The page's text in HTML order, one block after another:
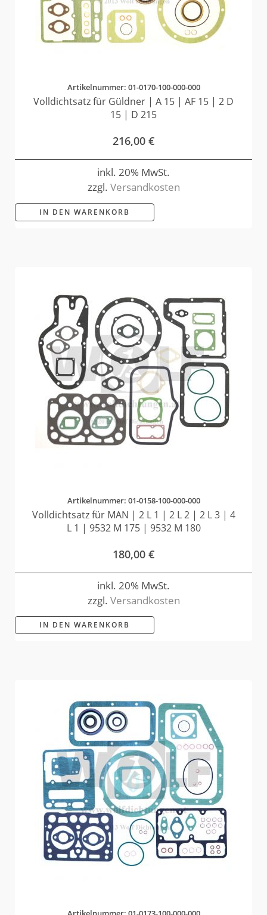
Artikelnummer: 01-0170-100-000-000
Volldichtsatz für Güldner | A 15 | AF 15 | 2 D
15 | D 215
216,00 €
inkl. 20% MwSt.
zzgl. Versandkosten
IN DEN WARENKORB
Artikelnummer: 01-0158-100-000-000
Volldichtsatz für MAN | 2 L 1 | 2 L 2 | 2 L 3 | 4
L 1 | 9532 M 175 | 9532 M 180
180,00 €
inkl. 20% MwSt.
zzgl. Versandkosten
IN DEN WARENKORB